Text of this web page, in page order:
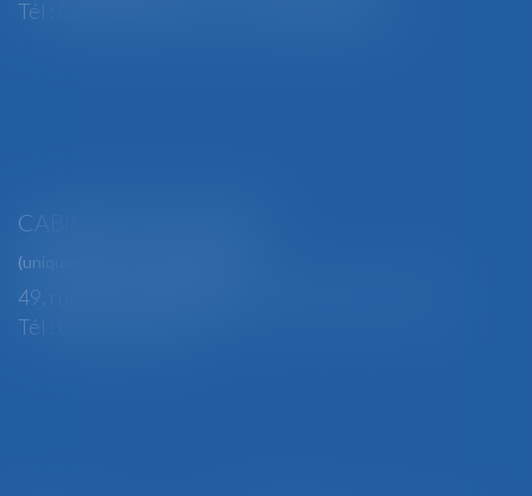
Tél : 03 29 82 29 04 - Fax : 03 29 64 06 84
CABINET SECONDAIRE
(uniquement sur rendez-vous)
49, rue Thiers - 88100 SAINT-DIÉ DES VOSGES
Tél : 03 29 56 15 98